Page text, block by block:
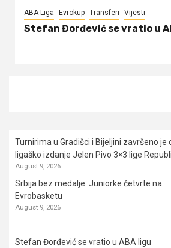
ABA Liga Evrokup Transferi Vijesti
Stefan Đorđević se vratio u
Turnirima u Gradišci i Bijeljini završeno je
ligaško izdanje Jelen Pivo 3×3 lige
August 9, 2026
Srbija bez medalje: Juniorke četvrte na
Evrobasketu
August 9, 2026
Stefan Đorđević se vratio u ABA ligu